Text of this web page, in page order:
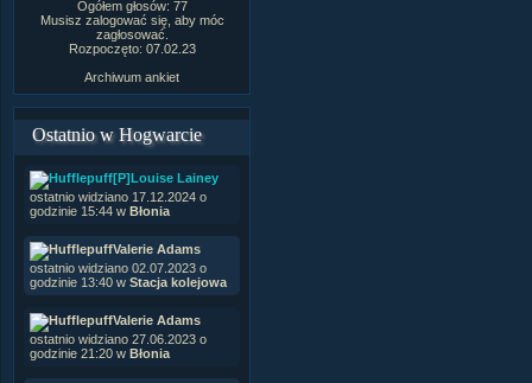
Ogółem głosów: 77
Musisz zalogować się, aby móc
zagłosować.
Rozpoczęto: 07.02.23
Archiwum ankiet
Ostatnio w Hogwarcie
[P]Louise Lainey
ostatnio widziano 17.12.2024 o
godzinie 15:44 w Błonia
Valerie Adams
ostatnio widziano 02.07.2023 o
godzinie 13:40 w Stacja kolejowa
Valerie Adams
ostatnio widziano 27.06.2023 o
godzinie 21:20 w Błonia